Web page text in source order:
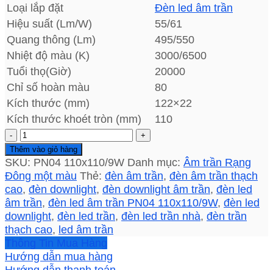
Loại lắp đặt
Đèn led âm trần
Hiệu suất (Lm/W)
55/61
Quang thông (Lm)
495/550
Nhiệt độ màu (K)
3000/6500
Tuổi thọ(Giờ)
20000
Chỉ số hoàn màu
80
Kích thước (mm)
122×22
Kích thước khoét tròn (mm)
110
Đèn
led
âm
trần
PN04
110x110/9W
Rạng
Đông
9W
ánh
Thêm vào giỏ hàng
SKU: PN04 110x110/9W Danh mục: Âm trần Rạng
Đông một màu Thẻ: đèn âm trần, đèn âm trần thạch
cao, đèn downlight, đèn downlight âm trần, đèn led
âm trần, đèn led âm trần PN04 110x110/9W, đèn led
downlight, đèn led trần, đèn led trần nhà, đèn trần
thạch cao, led âm trần
Thông Tin Mua Hàng
Hướng dẫn mua hàng